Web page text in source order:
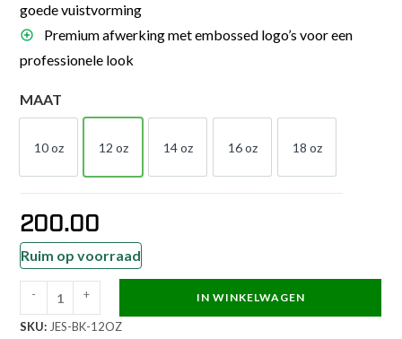
goede vuistvorming
Premium afwerking met embossed logo’s voor een
professionele look
MAAT
10 oz
10 OZ
12 oz
12 OZ
14 oz
14 OZ
16 oz
16 OZ
18 oz
18 OZ
200.00
Ruim op voorraad
Elite
- + IN WINKELWAGEN
SKU: JES-BK-12OZ